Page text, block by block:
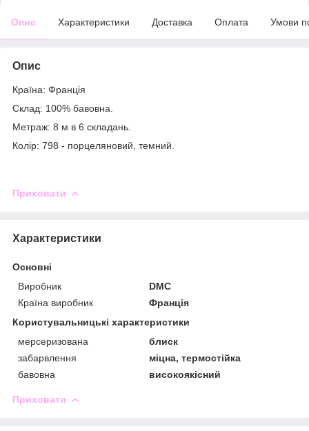
Опис Характеристики Доставка Оплата Умови
Опис
Країна: Франція
Склад: 100% бавовна.
Метраж: 8 м в 6 складань.
Колір: 798 - порцеляновий, темний.
Приховати
Характеристики
Основні
Виробник
DMC
Країна виробник
Франція
Користувальницькі характеристики
мерсеризована
блиск
забарвлення
міцна, термостійка
бавовна
високоякісний
Приховати